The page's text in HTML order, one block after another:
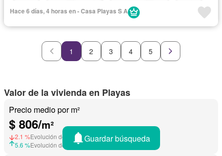
Cuarto de servicio
Terraza
Parrilla
Garita de guardianía
Seguridad
Completamente amoblado
Hace 6 días, 4 horas en - Casa Playas S A
1 2 3 4 5
Valor de la vivienda en Playas
Precio medio por m²
$ 806/m²
2.1 %Evolución de precios en Junio 2026
5.6 %Evolución de precios en Julio 2025
Guardar búsqueda